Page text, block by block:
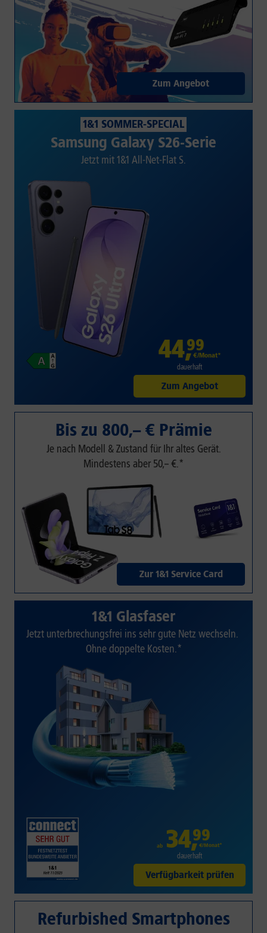
Zum Angebot
1&1 SOMMER-SPECIAL
Samsung Galaxy S26-Serie
Jetzt mit 1&1 All-Net-Flat S.
44,99
€/Monat*
dauerhaft
Zum Angebot
Bis zu 800,– € Prämie
Je nach Modell & Zustand für Ihr altes Gerät.
Mindestens aber 50,– €.*
Zur 1&1 Service Card
1&1 Glasfaser
Jetzt unterbrechungsfrei ins sehr gute Netz wechseln.
Ohne doppelte Kosten.*
ab 34,99
€/Monat*
dauerhaft
Verfügbarkeit prüfen
Refurbished Smartphones